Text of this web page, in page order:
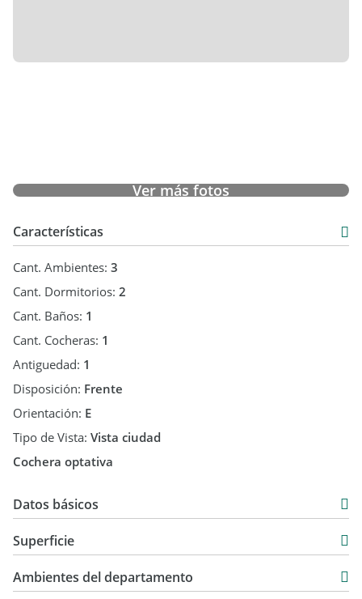
Ver más fotos
Características
Cant. Ambientes: 3
Cant. Dormitorios: 2
Cant. Baños: 1
Cant. Cocheras: 1
Antiguedad: 1
Disposición: Frente
Orientación: E
Tipo de Vista: Vista ciudad
Cochera optativa
Datos básicos
Venta
USD 102.000
Superficie
64 m2
Ambientes del departamento